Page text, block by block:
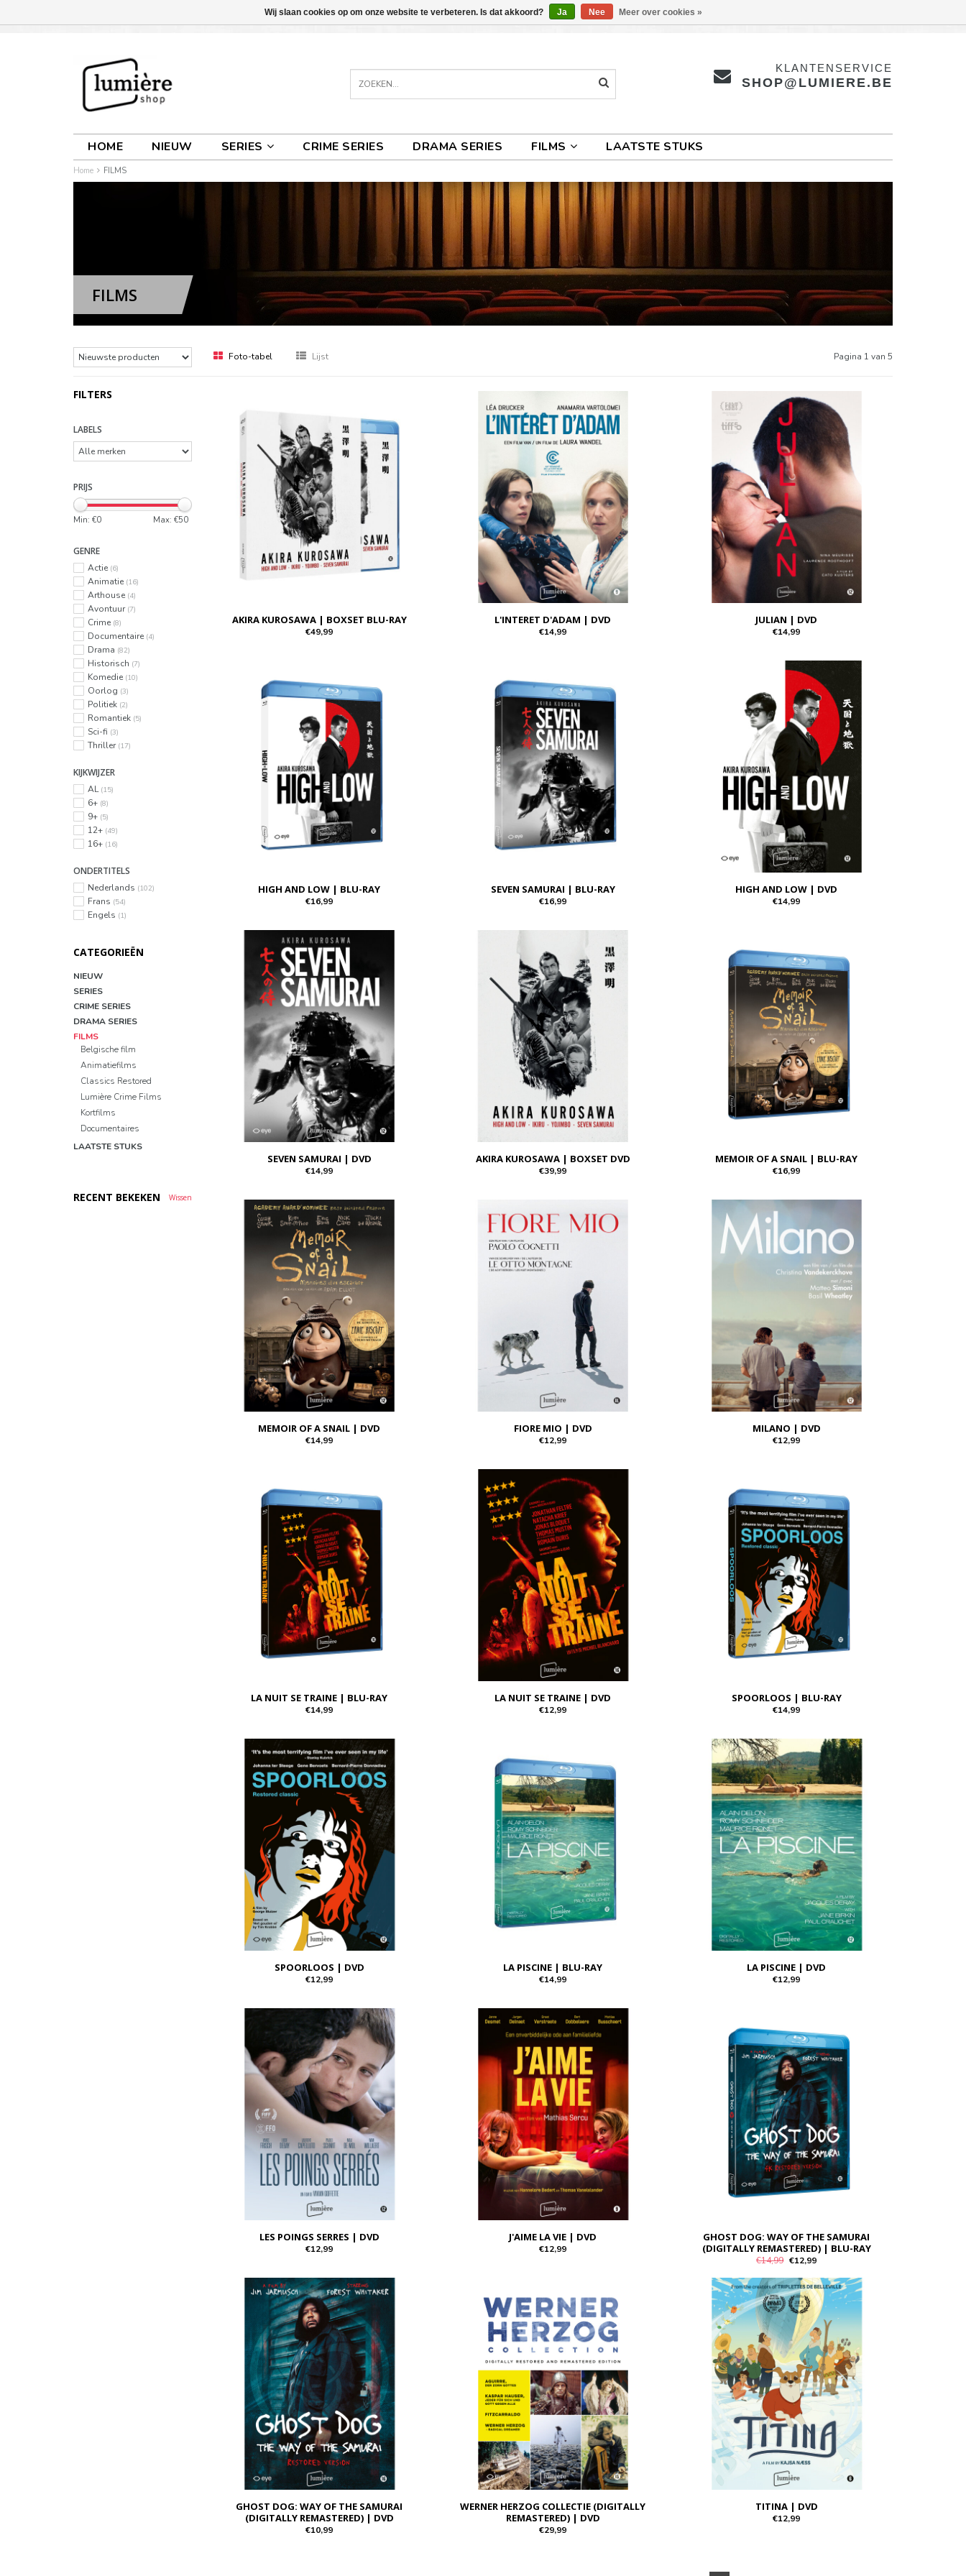
KLANTENSERVICE
SHOP@LUMIERE.BE
HOME NIEUW SERIES CRIME SERIES DRAMA SERIES FILMS LAATSTE STUKS
Home FILMS
FILMS
Foto-tabel Lijst Pagina 1 van 5
FILTERS
LABELS
PRIJS
Min: €0 Max: €50
GENRE
Actie (6)
Animatie (16)
Arthouse (4)
Avontuur (7)
Crime (8)
Documentaire (4)
Drama (82)
Historisch (7)
Komedie (10)
Oorlog (3)
Politiek (2)
Romantiek (5)
Sci-fi (3)
Thriller (17)
KIJKWIJZER
AL (15)
6+ (8)
9+ (5)
12+ (49)
16+ (16)
ONDERTITELS
Nederlands (102)
Frans (54)
Engels (1)
CATEGORIEËN
NIEUW
SERIES
CRIME SERIES
DRAMA SERIES
FILMS
Belgische film
Animatiefilms
Classics Restored
Lumière Crime Films
Kortfilms
Documentaires
LAATSTE STUKS
RECENT BEKEKEN Wissen
AKIRA KUROSAWA | BOXSET BLU-RAY
€49,99
L'INTERET D'ADAM | DVD
€14,99
JULIAN | DVD
€14,99
HIGH AND LOW | BLU-RAY
€16,99
SEVEN SAMURAI | BLU-RAY
€16,99
HIGH AND LOW | DVD
€14,99
SEVEN SAMURAI | DVD
€14,99
AKIRA KUROSAWA | BOXSET DVD
€39,99
MEMOIR OF A SNAIL | BLU-RAY
€16,99
MEMOIR OF A SNAIL | DVD
€14,99
FIORE MIO | DVD
€12,99
MILANO | DVD
€12,99
LA NUIT SE TRAINE | BLU-RAY
€14,99
LA NUIT SE TRAINE | DVD
€12,99
SPOORLOOS | BLU-RAY
€14,99
SPOORLOOS | DVD
€12,99
LA PISCINE | BLU-RAY
€14,99
LA PISCINE | DVD
€12,99
LES POINGS SERRES | DVD
€12,99
J'AIME LA VIE | DVD
€12,99
GHOST DOG: WAY OF THE SAMURAI
(DIGITALLY REMASTERED) | BLU-RAY
€14,99 €12,99
GHOST DOG: WAY OF THE SAMURAI
(DIGITALLY REMASTERED) | DVD
€10,99
WERNER HERZOG COLLECTIE (DIGITALLY
REMASTERED) | DVD
€29,99
TITINA | DVD
€12,99
Wij slaan cookies op om onze website te verbeteren. Is dat akkoord? Ja Nee Meer over cookies »